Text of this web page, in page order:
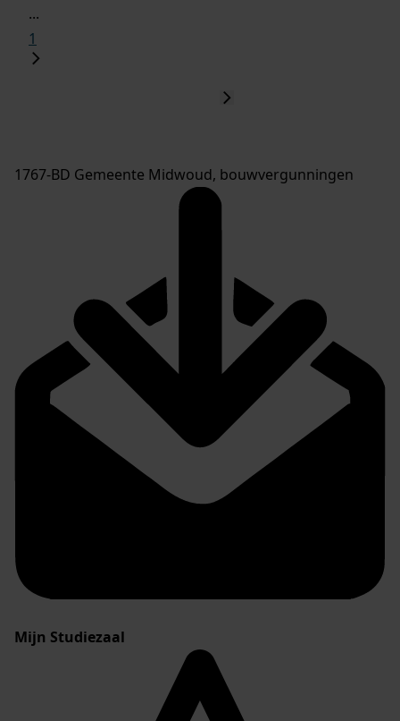
...
1
1767-BD Gemeente Midwoud, bouwvergunningen
Mijn Studiezaal